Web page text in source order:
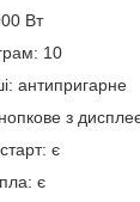
Вт
10
антипригарне
з
є
є